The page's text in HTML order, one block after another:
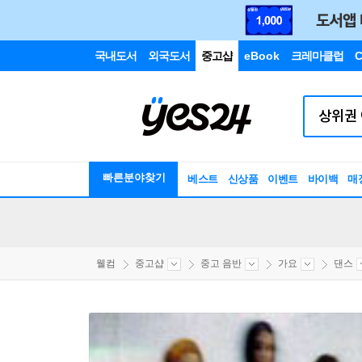
국내도서 외국도서 중고샵 eBook 크레마클럽
빠른분야찾기 베스트 신상품 이벤트 바이백 매
웰컴 중고샵 중고 음반 가요 댄스